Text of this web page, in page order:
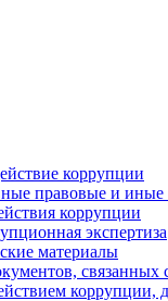
коррупции
правовые и иные
коррупции
экспертиза
материалы
связанных
коррупции,